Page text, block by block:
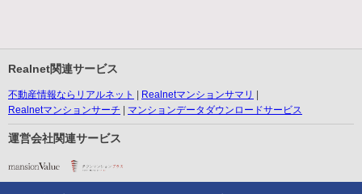
Realnet関連サービス
不動産情報ならリアルネット
Realnetマンションサマリ
Realnetマンションサーチ
マンションデータダウンロードサービス
運営会社関連サービス